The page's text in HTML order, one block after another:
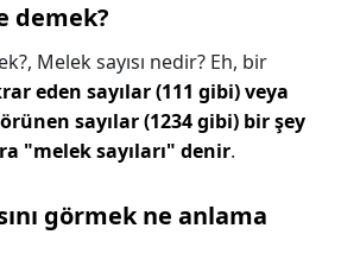
demek?
Melek sayısı nedir? Eh, bir
eden sayılar (111 gibi) veya
sayılar (1234 gibi) bir şey
"melek sayıları" denir.
görmek ne anlama